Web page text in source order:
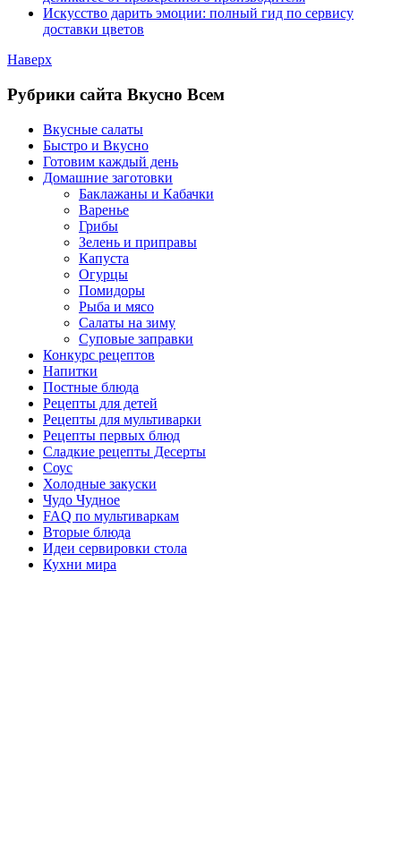
Искусство дарить эмоции: полный гид по сервису
доставки цветов
Наверх
Рубрики сайта Вкусно Всем
Вкусные салаты
Быстро и Вкусно
Готовим каждый день
Домашние заготовки
Баклажаны и Кабачки
Варенье
Грибы
Зелень и приправы
Капуста
Огурцы
Помидоры
Рыба и мясо
Салаты на зиму
Суповые заправки
Конкурс рецептов
Напитки
Постные блюда
Рецепты для детей
Рецепты для мультиварки
Рецепты первых блюд
Сладкие рецепты Десерты
Соус
Холодные закуски
Чудо Чудное
FAQ по мультиваркам
Вторые блюда
Идеи сервировки стола
Кухни мира